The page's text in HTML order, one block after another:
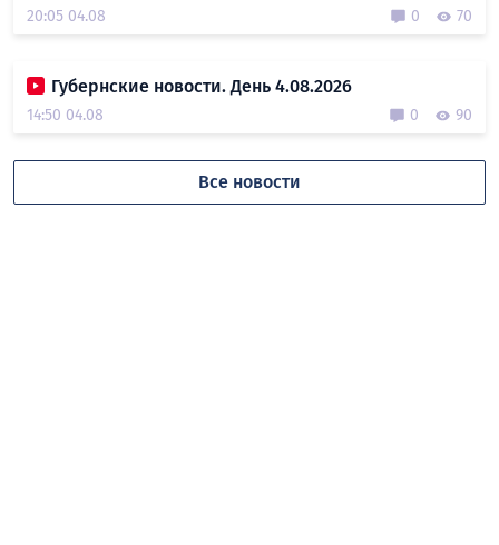
20:05 04.08 0 70
Губернские новости. День 4.08.2026
14:50 04.08 0 90
Все новости